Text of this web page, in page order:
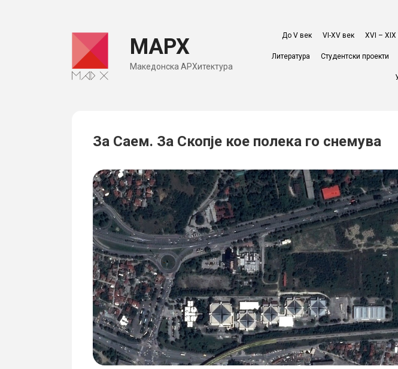
МАРХ
Македонска АРХитектура
До V век VI-XV век XVI – XIX
Литература Студентски проекти
За Саем. За Скопје кое полека го снемува